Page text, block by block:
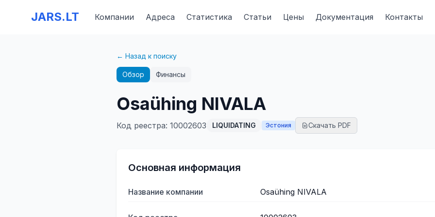
JARS.LT Компании Адреса Статистика Статьи Цены Документация Контакты
← Назад к поиску
Обзор Финансы
Osaühing NIVALA
Код реестра: 10002603 LIQUIDATING Эстония Скачать PDF
Основная информация
Название компании Osaühing NIVALA